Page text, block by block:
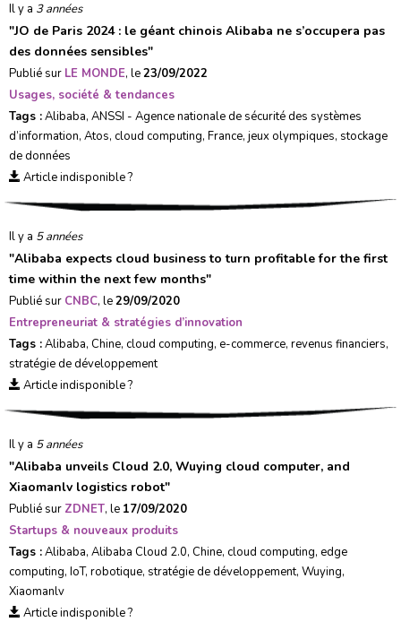
Il y a 3 années
"JO de Paris 2024 : le géant chinois Alibaba ne s’occupera pas
des données sensibles"
Publié sur LE MONDE, le23/09/2022
Usages, société & tendances
Tags :Alibaba, ANSSI - Agence nationale de sécurité des systèmes
d’information, Atos, cloud computing, France, jeux olympiques, stockage
de données
Article indisponible ?
Il y a 5 années
"Alibaba expects cloud business to turn profitable for the first
time within the next few months"
Publié sur CNBC, le29/09/2020
Entrepreneuriat & stratégies d’innovation
Tags :Alibaba, Chine, cloud computing, e-commerce, revenus financiers,
stratégie de développement
Article indisponible ?
Il y a 5 années
"Alibaba unveils Cloud 2.0, Wuying cloud computer, and
Xiaomanlv logistics robot"
Publié sur ZDNET, le 17/09/2020
Startups & nouveaux produits
Tags :Alibaba, Alibaba Cloud 2.0, Chine, cloud computing, edge
computing, IoT, robotique, stratégie de développement, Wuying,
Xiaomanlv
Article indisponible ?